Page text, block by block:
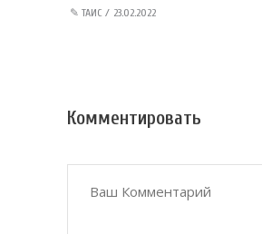
✎ ТАИС 23.02.2022
Комментировать